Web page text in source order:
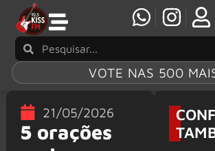
VOTE NAS 500
21/05/2026
5 orações